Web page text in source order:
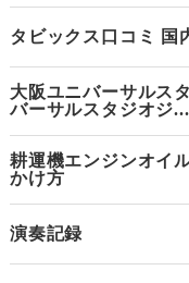
タビックス口コミ 国
大阪ユニバーサルス
バーサルスタジオジ...
耕運機エンジンオイ
かけ方
演奏記録